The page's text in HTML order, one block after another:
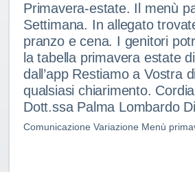
Primavera-estate. Il menù
Settimana. In allegato
pranzo e cena. I genitori
la tabella primavera estate
dall’app Restiamo a Vostra
qualsiasi chiarimento.
Dott.ssa Palma Lombardo
Comunicazione Variazione Menù